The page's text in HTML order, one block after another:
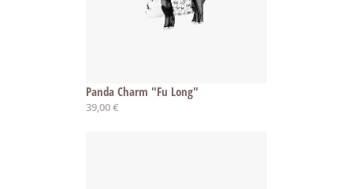
Panda Charm "Fu Long"
39,00 €